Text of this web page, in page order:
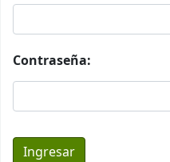
Contraseña: